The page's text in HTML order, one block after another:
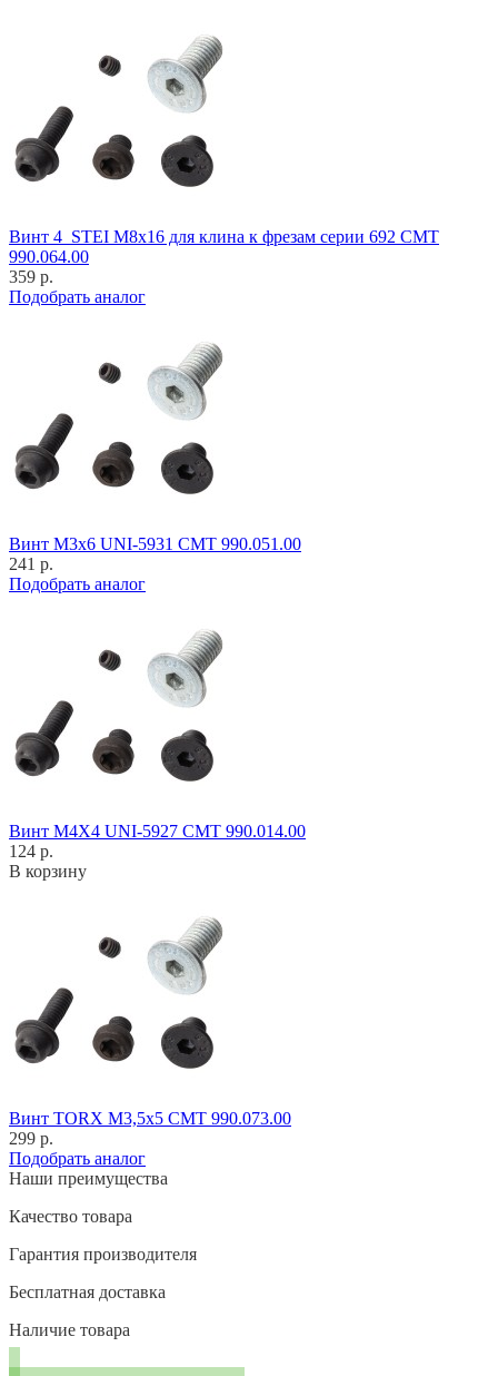
Винт 4_STEI M8x16 для клина к фрезам серии 692 CMT
990.064.00
359 р.
Подобрать аналог
Винт M3x6 UNI-5931 CMT 990.051.00
241 р.
Подобрать аналог
Винт M4X4 UNI-5927 CMT 990.014.00
124 р.
В корзину
Винт TORX M3,5x5 CMT 990.073.00
299 р.
Подобрать аналог
Наши преимущества
Качество товара
Гарантия производителя
Бесплатная доставка
Наличие товара